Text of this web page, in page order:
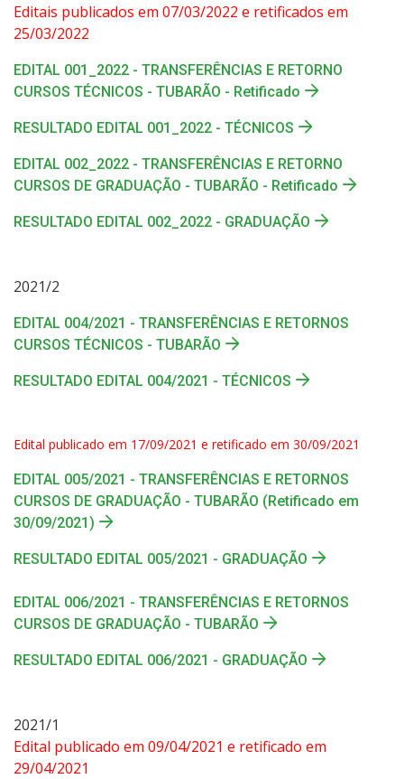
Editais publicados em 07/03/2022 e retificados em
25/03/2022
EDITAL 001_2022 - TRANSFERÊNCIAS E RETORNO
CURSOS TÉCNICOS - TUBARÃO - Retificado
RESULTADO EDITAL 001_2022 - TÉCNICOS
EDITAL 002_2022 - TRANSFERÊNCIAS E RETORNO
CURSOS DE GRADUAÇÃO - TUBARÃO - Retificado
RESULTADO EDITAL 002_2022 - GRADUAÇÃO
2021/2
EDITAL 004/2021 - TRANSFERÊNCIAS E RETORNOS
CURSOS TÉCNICOS - TUBARÃO
RESULTADO EDITAL 004/2021 - TÉCNICOS
Edital publicado em 17/09/2021 e retificado em 30/09/2021
EDITAL 005/2021 - TRANSFERÊNCIAS E RETORNOS
CURSOS DE GRADUAÇÃO - TUBARÃO (Retificado em
30/09/2021)
RESULTADO EDITAL 005/2021 - GRADUAÇÃO
EDITAL 006/2021 - TRANSFERÊNCIAS E RETORNOS
CURSOS DE GRADUAÇÃO - TUBARÃO
RESULTADO EDITAL 006/2021 - GRADUAÇÃO
2021/1
Edital publicado em 09/04/2021 e retificado em
29/04/2021